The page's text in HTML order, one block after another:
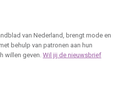
van Nederland, brengt mode en
behulp van patronen aan hun
willen geven. Wil jij de nieuwsbrief